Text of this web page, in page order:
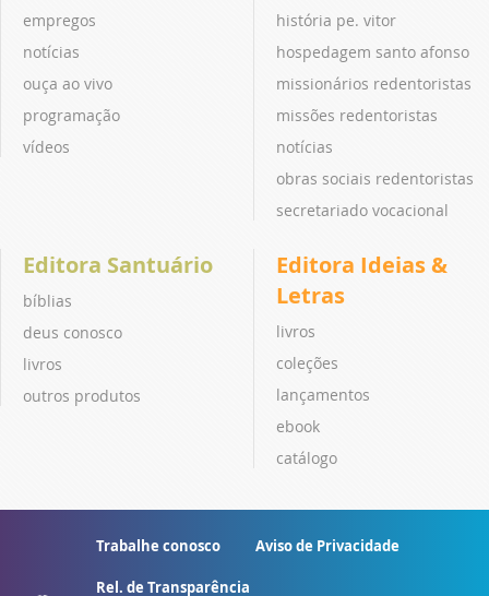
empregos
notícias
ouça ao vivo
programação
vídeos
história pe. vitor
hospedagem santo afonso
missionários redentoristas
missões redentoristas
notícias
obras sociais redentoristas
secretariado vocacional
Editora Santuário
bíblias
deus conosco
livros
outros produtos
Editora Ideias &
Letras
livros
coleções
lançamentos
ebook
catálogo
Trabalhe conosco Aviso de Privacidade
Rel. de Transparência